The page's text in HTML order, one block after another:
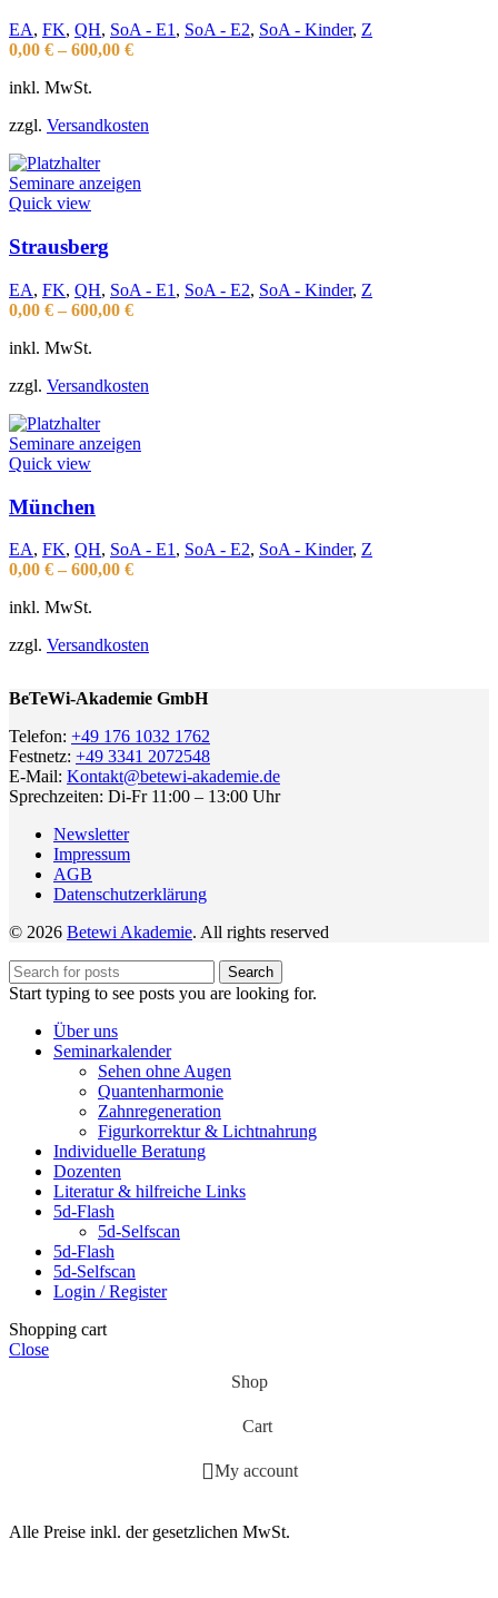
EA, FK, QH, SoA - E1, SoA - E2, SoA - Kinder, Z
0,00 € – 600,00 €
inkl. MwSt.
zzgl. Versandkosten
Seminare anzeigen
Quick view
Strausberg
EA, FK, QH, SoA - E1 , SoA - E2, SoA - Kinder, Z
0,00 € – 600,00 €
inkl. MwSt.
zzgl. Versandkosten
Seminare anzeigen
Quick view
München
EA, FK, QH, SoA - E1 , SoA - E2, SoA - Kinder, Z
0,00 € – 600,00 €
inkl. MwSt.
zzgl. Versandkosten
BeTeWi-Akademie GmbH
Telefon: +49 176 1032 1762
Festnetz: +49 3341 2072548
E-Mail: Kontakt@betewi-akademie.de
Sprechzeiten: Di-Fr 11:00 – 13:00 Uhr
Newsletter
Impressum
AGB
Datenschutzerklärung
© 2026 Betewi Akademie. All rights reserved
Search
Start typing to see posts you are looking for.
Über uns
Seminarkalender
Sehen ohne Augen
Quantenharmonie
Zahnregeneration
Figurkorrektur & Lichtnahrung
Individuelle Beratung
Dozenten
Literatur & hilfreiche Links
5d-Flash
5d-Selfscan
5d-Flash
5d-Selfscan
Login / Register
Shopping cart
Close
Shop
Cart
My account
Alle Preise inkl. der gesetzlichen MwSt.